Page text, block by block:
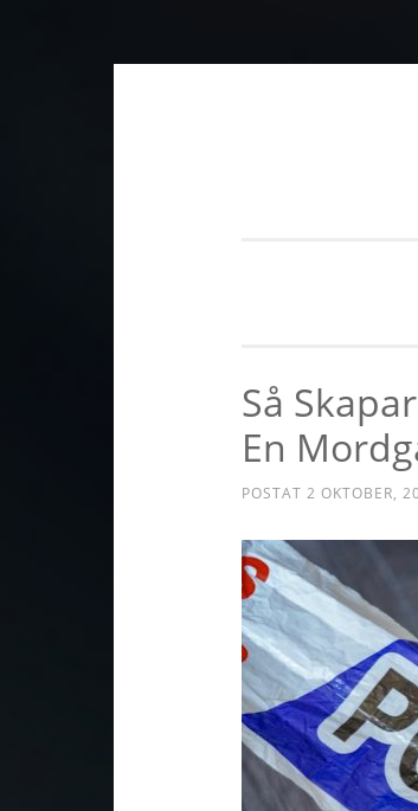
Så
En
POSTAT 2 OKTOBER,